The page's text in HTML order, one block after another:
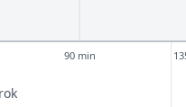
90 min